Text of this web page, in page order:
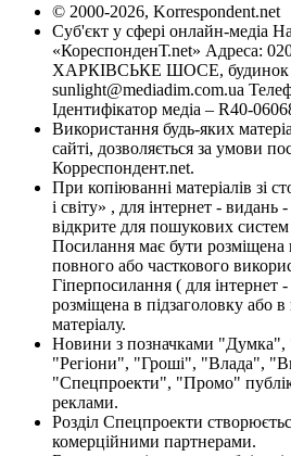
© 2000-2026, Korrespondent.net
Суб'єкт у сфері онлайн-медіа
«КореспонденТ.net» Адреса:
ХАРКІВСЬКЕ ШОСЕ, будинок
sunlight@mediadim.com.ua
Ідентифікатор медіа – R40-
Використання будь-яких
сайті, дозволяється за умови
Корреспондент.net.
При копіюванні матеріалів зі
і світу» , для інтернет - видань
відкрите для пошукових
Посилання має бути розміщена
повного або часткового
Гіперпосилання ( для інтернет
розміщена в підзаголовку або
матеріалу.
Новини з позначками "Думка",
"Регіони", "Гроші", "Влада",
"Спецпроекти", "Промо"
реклами.
Розділ Спецпроекти
комерційними партнерами.